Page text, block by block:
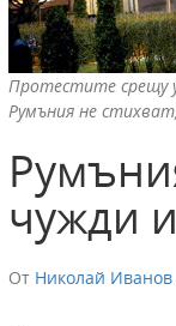
Протестите срещу
Румъния не
чужди
От Николай Иванов